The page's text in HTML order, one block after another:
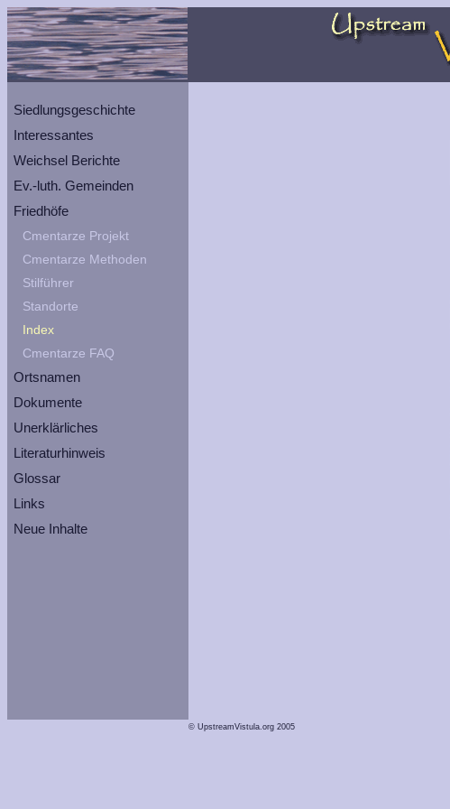
Siedlungsgeschichte
Interessantes
Weichsel Berichte
Ev.-luth. Gemeinden
Friedhöfe
Cmentarze Projekt
Cmentarze Methoden
Stilführer
Standorte
Index
Cmentarze FAQ
Ortsnamen
Dokumente
Unerklärliches
Literaturhinweis
Glossar
Links
Neue Inhalte
© UpstreamVistula.org 2005